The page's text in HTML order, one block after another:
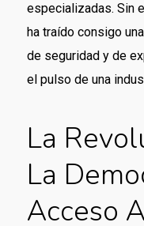
especializadas. Sin
ha traído consigo
de seguridad y de
el pulso de una
La
La
Acceso